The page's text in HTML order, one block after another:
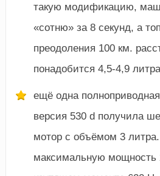
такую модификацию,
«сотню» за 8 секунд, а
преодоления 100 км.
понадобится 4,5-4,9
ещё одна
версия 530 d получила
мотор с объёмом 3
максимальную мощность